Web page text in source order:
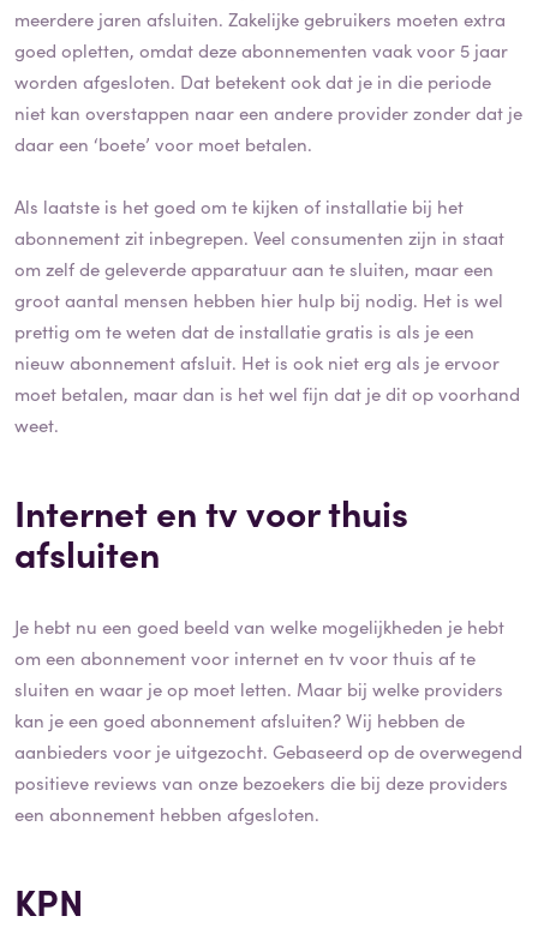
meerdere jaren afsluiten. Zakelijke gebruikers moeten extra
goed opletten, omdat deze abonnementen vaak voor 5 jaar
worden afgesloten. Dat betekent ook dat je in die periode
niet kan overstappen naar een andere provider zonder dat je
daar een ‘boete’ voor moet betalen.
Als laatste is het goed om te kijken of installatie bij het
abonnement zit inbegrepen. Veel consumenten zijn in staat
om zelf de geleverde apparatuur aan te sluiten, maar een
groot aantal mensen hebben hier hulp bij nodig. Het is wel
prettig om te weten dat de installatie gratis is als je een
nieuw abonnement afsluit. Het is ook niet erg als je ervoor
moet betalen, maar dan is het wel fijn dat je dit op voorhand
weet.
Internet en tv voor thuis
afsluiten
Je hebt nu een goed beeld van welke mogelijkheden je hebt
om een abonnement voor internet en tv voor thuis af te
sluiten en waar je op moet letten. Maar bij welke providers
kan je een goed abonnement afsluiten? Wij hebben de
aanbieders voor je uitgezocht. Gebaseerd op de overwegend
positieve reviews van onze bezoekers die bij deze providers
een abonnement hebben afgesloten.
KPN